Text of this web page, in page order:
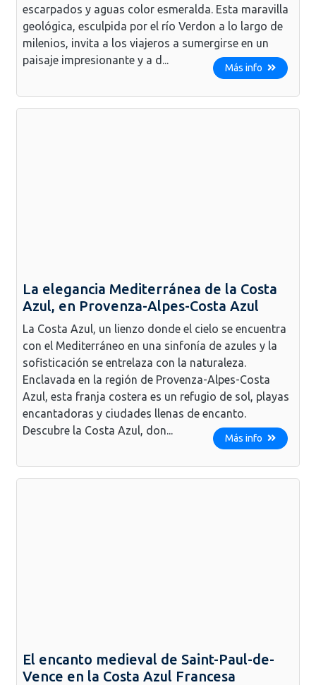
escarpados y aguas color esmeralda. Esta maravilla
geológica, esculpida por el río Verdon a lo largo de
milenios, invita a los viajeros a sumergirse en un
paisaje impresionante y a d...
Más info
La elegancia Mediterránea de la Costa
Azul, en Provenza-Alpes-Costa Azul
La Costa Azul, un lienzo donde el cielo se encuentra
con el Mediterráneo en una sinfonía de azules y la
sofisticación se entrelaza con la naturaleza.
Enclavada en la región de Provenza-Alpes-Costa
Azul, esta franja costera es un refugio de sol, playas
encantadoras y ciudades llenas de encanto.
Descubre la Costa Azul, don...
Más info
El encanto medieval de Saint-Paul-de-
Vence en la Costa Azul Francesa